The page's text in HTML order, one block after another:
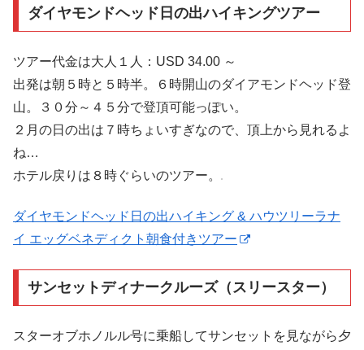
ダイヤモンドヘッド日の出ハイキングツアー
ツアー代金は大人１人：USD 34.00 ～
出発は朝５時と５時半。６時開山のダイアモンドヘッド登
山。３０分～４５分で登頂可能っぽい。
２月の日の出は７時ちょいすぎなので、頂上から見れるよ
ね…
ホテル戻りは８時ぐらいのツアー。
ダイヤモンドヘッド日の出ハイキング & ハウツリーラナ
イ エッグベネディクト朝食付きツアー
サンセットディナークルーズ（スリースター）
スターオブホノルル号に乗船してサンセットを見ながら夕